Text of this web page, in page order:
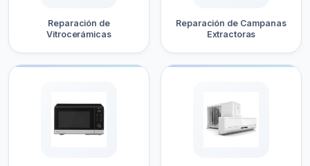
Reparación de
Vitrocerámicas
Reparación de Campanas
Extractoras